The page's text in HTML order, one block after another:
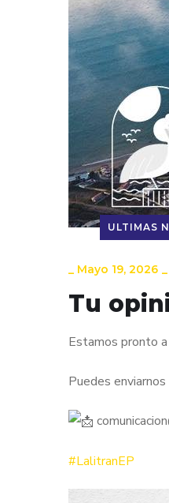
ULTIMAS
_ Mayo 19, 2026 _
Tu
Estamos pronto
Puedes
#LalitranEP